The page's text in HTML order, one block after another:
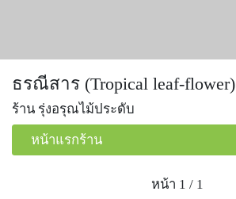
ธรณีสาร (Tropical leaf-flower)
ร้าน รุ่งอรุณไม้ประดับ
หน้าแรกร้าน
หน้า 1 / 1